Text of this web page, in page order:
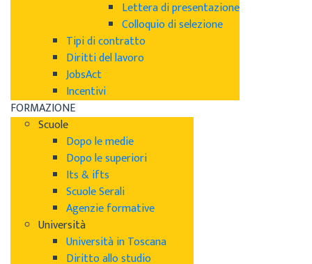
Lettera di presentazione
Colloquio di selezione
Tipi di contratto
Diritti del lavoro
JobsAct
Incentivi
FORMAZIONE
Scuole
Dopo le medie
Dopo le superiori
Its & ifts
Scuole Serali
Agenzie formative
Università
Università in Toscana
Diritto allo studio